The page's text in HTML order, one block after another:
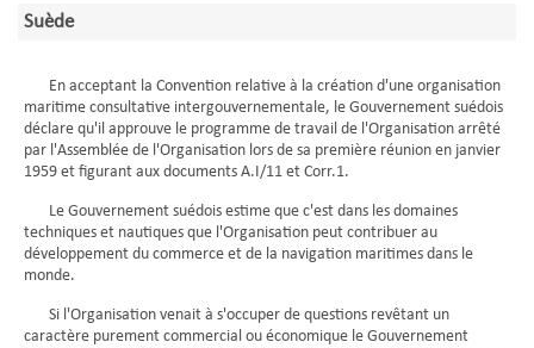
Suède
En acceptant la Convention relative à la création d'une organisation
maritime consultative intergouvernementale, le Gouvernement suédois
déclare qu'il approuve le programme de travail de l'Organisation arrêté
par l'Assemblée de l'Organisation lors de sa première réunion en janvier
1959 et figurant aux documents A.I/11 et Corr.1.
Le Gouvernement suédois estime que c'est dans les domaines
techniques et nautiques que l'Organisation peut contribuer au
développement du commerce et de la navigation maritimes dans le
monde.
Si l'Organisation venait à s'occuper de questions revêtant un
caractère purement commercial ou économique le Gouvernement